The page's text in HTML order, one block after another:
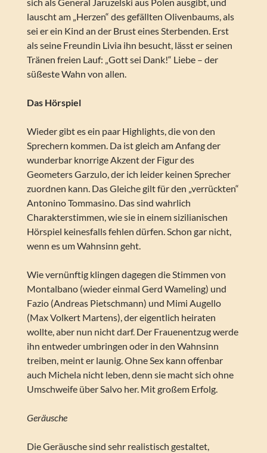
lauscht am „Herzen“ des gefällten Olivenbaums, als
sei er ein Kind an der Brust eines Sterbenden. Erst
als seine Freundin Livia ihn besucht, lässt er seinen
Tränen freien Lauf: „Gott sei Dank!“ Liebe – der
süßeste Wahn von allen.
Das Hörspiel
Wieder gibt es ein paar Highlights, die von den
Sprechern kommen. Da ist gleich am Anfang der
wunderbar knorrige Akzent der Figur des
Geometers Garzulo, der ich leider keinen Sprecher
zuordnen kann. Das Gleiche gilt für den „verrückten“
Antonino Tommasino. Das sind wahrlich
Charakterstimmen, wie sie in einem sizilianischen
Hörspiel keinesfalls fehlen dürfen. Schon gar nicht,
wenn es um Wahnsinn geht.
Wie vernünftig klingen dagegen die Stimmen von
Montalbano (wieder einmal Gerd Wameling) und
Fazio (Andreas Pietschmann) und Mimi Augello
(Max Volkert Martens), der eigentlich heiraten
wollte, aber nun nicht darf. Der Frauenentzug werde
ihn entweder umbringen oder in den Wahnsinn
treiben, meint er launig. Ohne Sex kann offenbar
auch Michela nicht leben, denn sie macht sich ohne
Umschweife über Salvo her. Mit großem Erfolg.
Geräusche
Die Geräusche sind sehr realistisch gestaltet,